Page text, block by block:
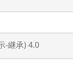
-継承) 4.0